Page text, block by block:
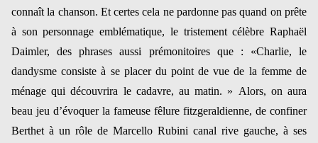
connaît la chanson. Et certes cela ne pardonne pas quand on prête
à son personnage emblématique, le tristement célèbre Raphaël
Daimler, des phrases aussi prémonitoires que : «Charlie, le
dandysme consiste à se placer du point de vue de la femme de
ménage qui découvrira le cadavre, au matin. » Alors, on aura
beau jeu d’évoquer la fameuse fêlure fitzgeraldienne, de confiner
Berthet à un rôle de Marcello Rubini canal rive gauche, à ses